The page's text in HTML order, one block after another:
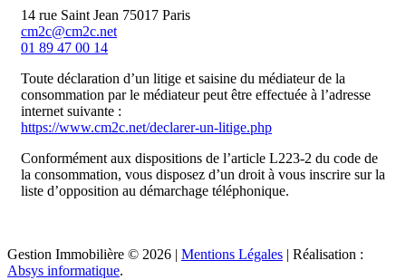
14 rue Saint Jean 75017 Paris
cm2c@cm2c.net
01 89 47 00 14
Toute déclaration d’un litige et saisine du médiateur de la
consommation par le médiateur peut être effectuée à l’adresse
internet suivante :
https://www.cm2c.net/declarer-un-litige.php
Conformément aux dispositions de l’article L223-2 du code de
la consommation, vous disposez d’un droit à vous inscrire sur la
liste d’opposition au démarchage téléphonique.
Gestion Immobilière © 2026 | Mentions Légales | Réalisation :
Absys informatique.